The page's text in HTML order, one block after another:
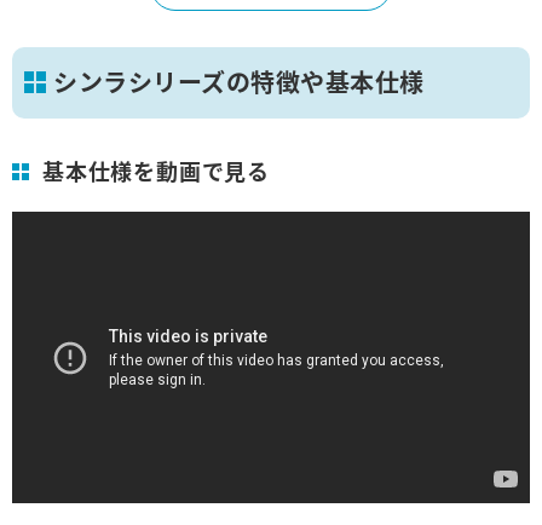
シンラシリーズの特徴や基本仕様
基本仕様を動画で見る